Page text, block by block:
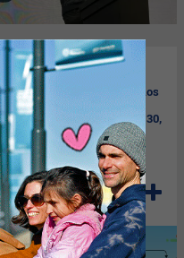
Mié 27/05/2026
El Mundial tiene 104 partidos
y con Flow los podés ver a
todos (TyC tiene 50, Telefé 30,
Disney 30 y la TVP solo
Argentina)